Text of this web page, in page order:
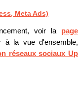
Meta Ads)
voir la page
à la vue d'ensemble,
réseaux sociaux Up